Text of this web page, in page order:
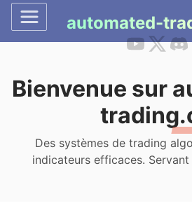
automated-
Bienvenue sur
Des systèmes de trading
indicateurs efficaces. Servant